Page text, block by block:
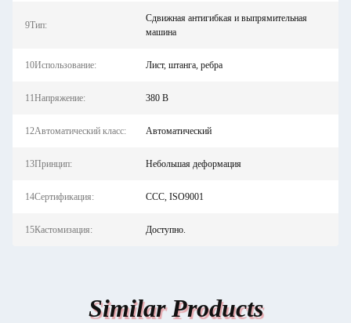
9Тип:
Сдвижная антигибкая и выпрямительная
машина
10Использование: Лист, штанга, ребра
11Напряжение: 380 В
12Автоматический класс: Автоматический
13Принцип: Небольшая деформация
14Сертификация: CCC, ISO9001
15Кастомизация: Доступно.
Similar Products